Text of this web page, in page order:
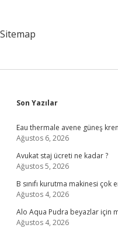
Sitemap
Sidebar
Son Yazılar
Eau thermale avene güneş
Ağustos 6, 2026
Avukat staj ücreti ne kadar ?
Ağustos 5, 2026
B sınıfı kurutma makinesi çok
Ağustos 4, 2026
Alo Aqua Pudra beyazlar için
Ağustos 4, 2026